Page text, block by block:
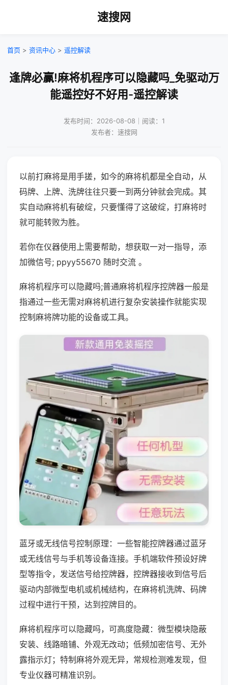
速搜网
首页 > 资讯中心 > 遥控解读
逢牌必赢!麻将机程序可以隐藏吗_免驱动万
能遥控好不好用-遥控解读
发布时间：2026-08-08｜阅读：1
发布者：速搜网
以前打麻将是用手搓，如今的麻将机都是全自动，从
码牌、上牌、洗牌往往只要一到两分钟就会完成。其
实自动麻将机有破绽，只要懂得了这破绽，打麻将时
就可能转败为胜。
若你在仪器使用上需要帮助，想获取一对一指导，添
加微信号; ppyy55670 随时交流 。
麻将机程序可以隐藏吗;普通麻将机程序控牌器一般是
指通过一些无需对麻将机进行复杂安装操作就能实现
控制麻将牌功能的设备或工具。
蓝牙或无线信号控制原理：一些智能控牌器通过蓝牙
或无线信号与手机等设备连接。手机端软件预设好牌
型等指令，发送信号给控牌器，控牌器接收到信号后
驱动内部微型电机或机械结构，在麻将机洗牌、码牌
过程中进行干预，达到控牌目的。
麻将机程序可以隐藏吗，可高度隐藏：微型模块隐蔽
安装、线路暗铺、外观无改动；低频加密信号、无外
露指示灯；特制麻将外观无异，常规检测难发现，但
专业仪器可精准识别。